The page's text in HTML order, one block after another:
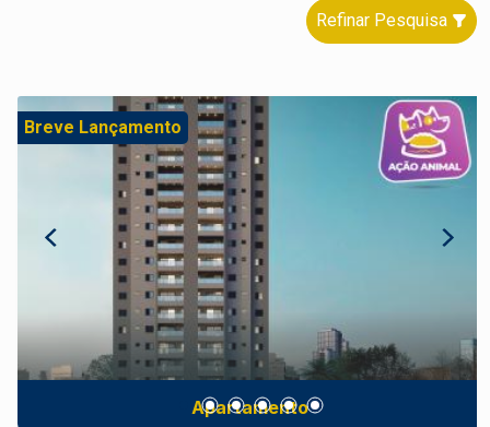
Refinar Pesquisa
Breve Lançamento
Apartamento